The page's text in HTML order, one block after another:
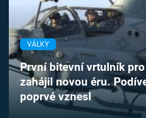
TV Program
Časopis
Sledujte prima+
VÁLKY
První bitevní vrtulník
zahájil novou éru.
poprvé vznesl